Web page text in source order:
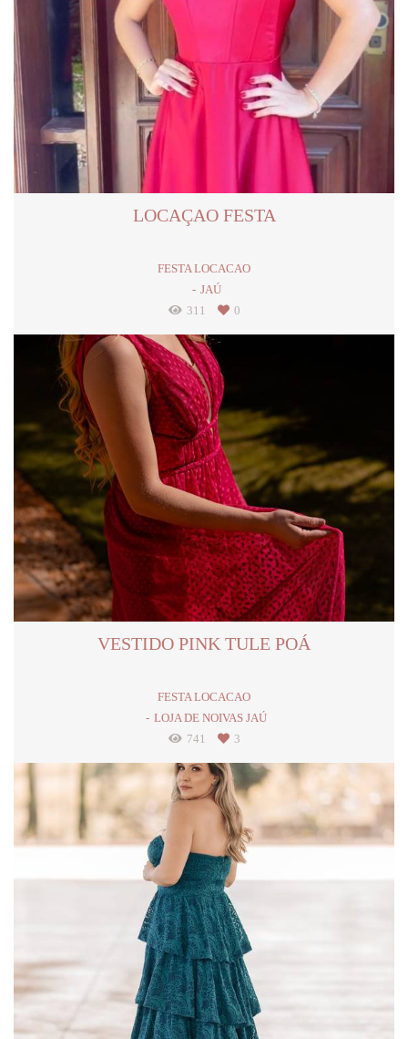
LOCAÇAO FESTA
FESTA LOCACAO
JAÚ
311
0
VESTIDO PINK TULE POÁ
FESTA LOCACAO
LOJA DE NOIVAS JAÚ
741
3